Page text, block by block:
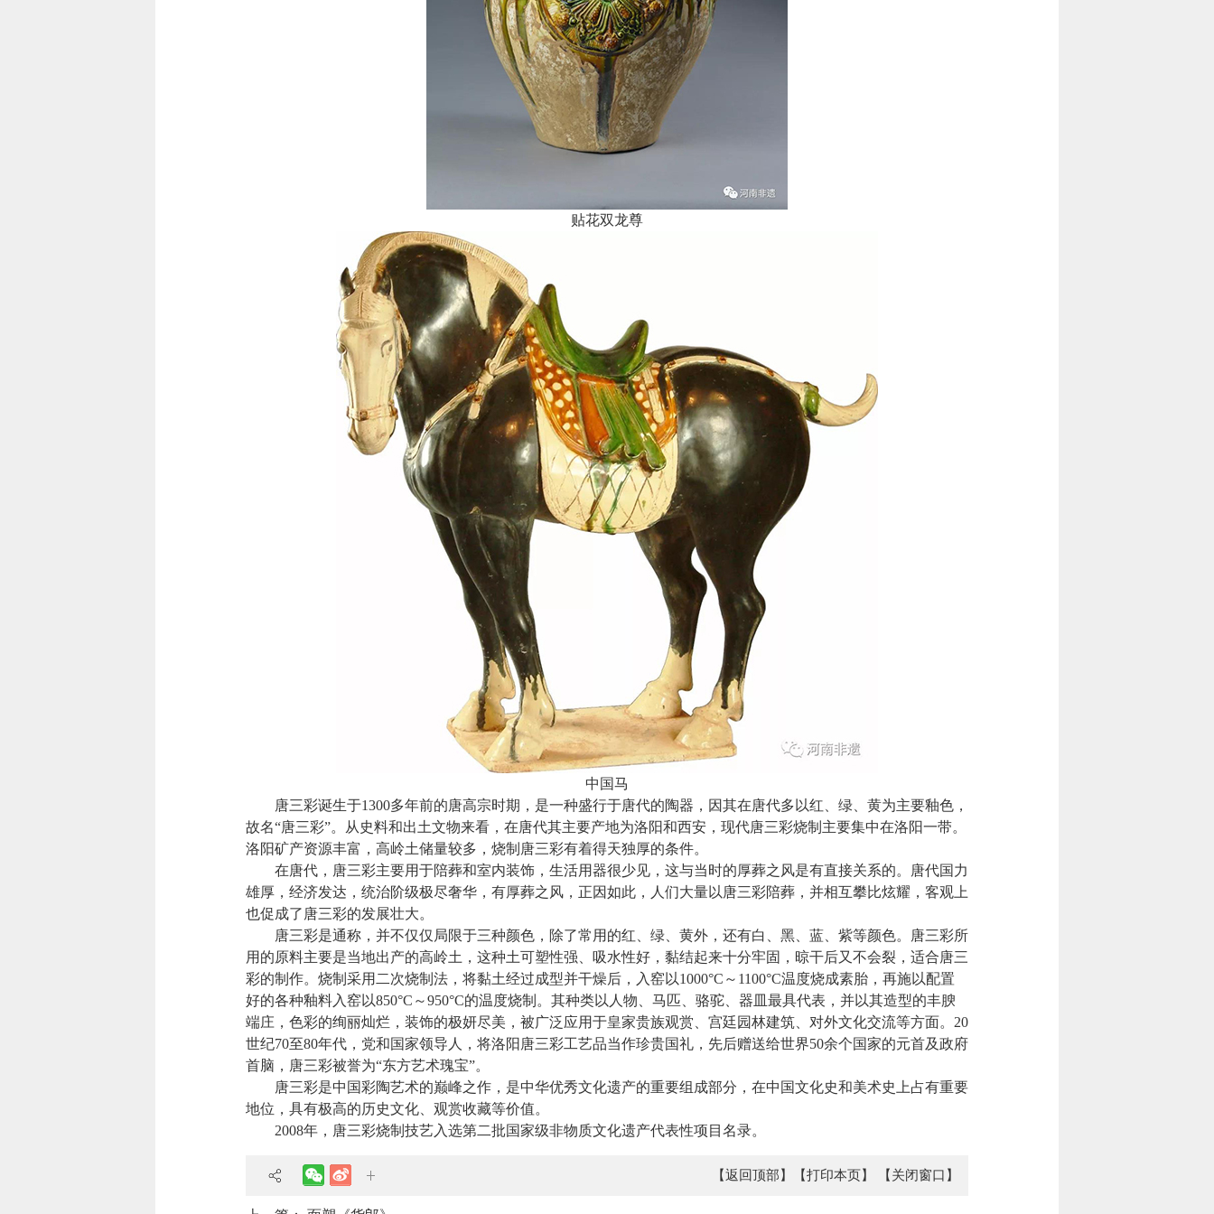
贴花双龙尊
中国马
唐三彩诞生于1300多年前的唐高宗时期，是一种盛行于唐代的陶器，因其在唐代多以红、绿、黄为主要釉色，
故名“唐三彩”。从史料和出土文物来看，在唐代其主要产地为洛阳和西安，现代唐三彩烧制主要集中在洛阳一带。
洛阳矿产资源丰富，高岭土储量较多，烧制唐三彩有着得天独厚的条件。
在唐代，唐三彩主要用于陪葬和室内装饰，生活用器很少见，这与当时的厚葬之风是有直接关系的。唐代国力
雄厚，经济发达，统治阶级极尽奢华，有厚葬之风，正因如此，人们大量以唐三彩陪葬，并相互攀比炫耀，客观上
也促成了唐三彩的发展壮大。
唐三彩是通称，并不仅仅局限于三种颜色，除了常用的红、绿、黄外，还有白、黑、蓝、紫等颜色。唐三彩所
用的原料主要是当地出产的高岭土，这种土可塑性强、吸水性好，黏结起来十分牢固，晾干后又不会裂，适合唐三
彩的制作。烧制采用二次烧制法，将黏土经过成型并干燥后，入窑以1000°C～1100°C温度烧成素胎，再施以配置
好的各种釉料入窑以850°C～950°C的温度烧制。其种类以人物、马匹、骆驼、器皿最具代表，并以其造型的丰腴
端庄，色彩的绚丽灿烂，装饰的极妍尽美，被广泛应用于皇家贵族观赏、宫廷园林建筑、对外文化交流等方面。20
世纪70至80年代，党和国家领导人，将洛阳唐三彩工艺品当作珍贵国礼，先后赠送给世界50余个国家的元首及政府
首脑，唐三彩被誉为“东方艺术瑰宝”。
唐三彩是中国彩陶艺术的巅峰之作，是中华优秀文化遗产的重要组成部分，在中国文化史和美术史上占有重要
地位，具有极高的历史文化、观赏收藏等价值。
2008年，唐三彩烧制技艺入选第二批国家级非物质文化遗产代表性项目名录。
【返回顶部】 【打印本页】 【关闭窗口】